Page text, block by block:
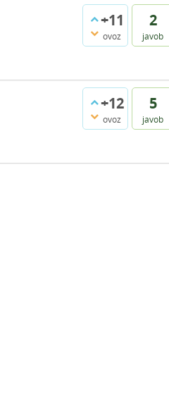
+11
ovoz
2
javob
+12
ovoz
5
javob